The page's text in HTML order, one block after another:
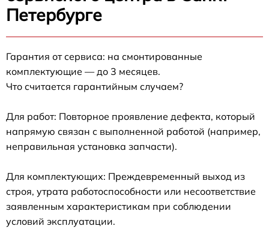
Петербурге
Гарантия от сервиса: на смонтированные
комплектующие — до 3 месяцев.
Что считается гарантийным случаем?
Для работ: Повторное проявление дефекта, который
напрямую связан с выполненной работой (например,
неправильная установка запчасти).
Для комплектующих: Преждевременный выход из
строя, утрата работоспособности или несоответствие
заявленным характеристикам при соблюдении
условий эксплуатации.